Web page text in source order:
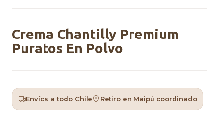
|
Crema Chantilly Premium
Puratos En Polvo
Envíos a todo Chile Retiro en Maipú coordinado